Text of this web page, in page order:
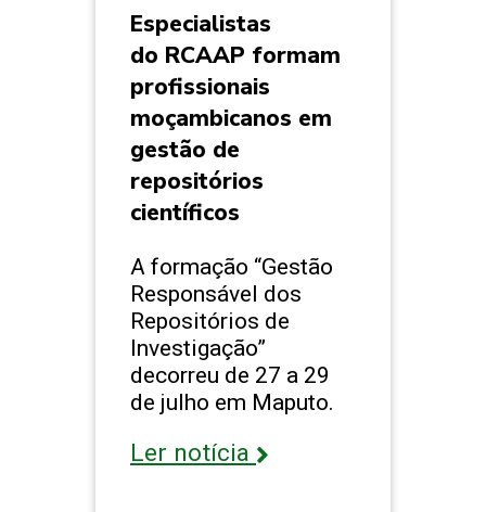
Especialistas
do RCAAP formam
profissionais
moçambicanos em
gestão de
repositórios
científicos
A formação “Gestão
Responsável dos
Repositórios de
Investigação”
decorreu de 27 a 29
de julho em Maputo.
Ler notícia